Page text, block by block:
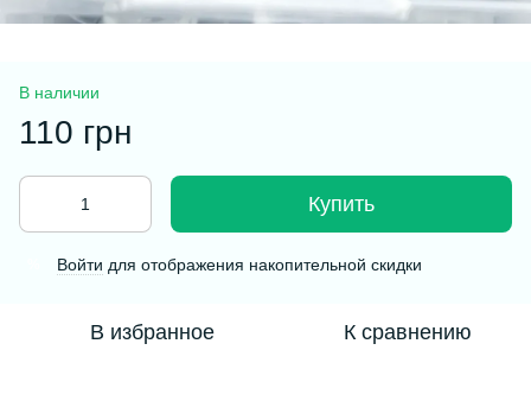
В наличии
110 грн
Купить
Войти для отображения накопительной скидки
В избранное К сравнению